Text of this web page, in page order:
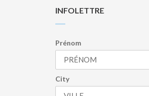
INFOLETTRE
Prénom
City